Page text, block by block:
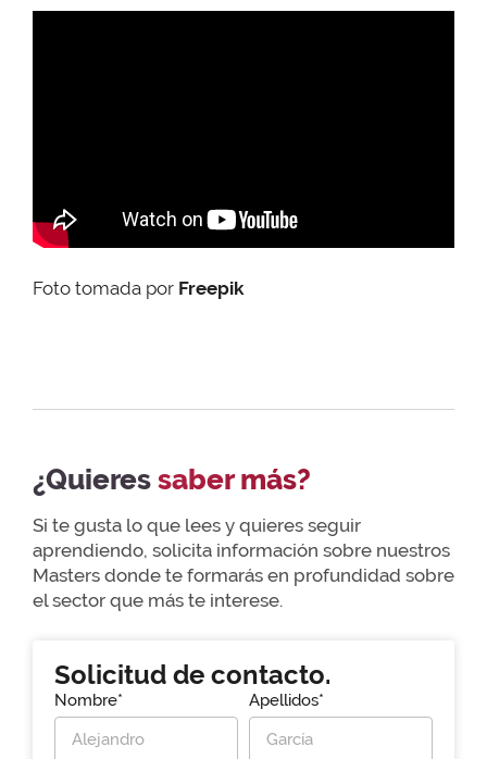
Foto tomada por Freepik
¿Quieressaber más?
Si te gusta lo que lees y quieres seguir
aprendiendo, solicita información sobre nuestros
Masters donde te formarás en profundidad sobre
el sector que más te interese.
Solicitud de contacto.
Nombre* Apellidos*